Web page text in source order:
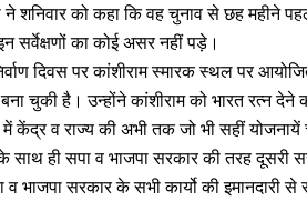
ने शनिवार को कहा कि वह चुनाव से छह महीने
सर्वेक्षणों का कोई असर नहीं पड़े।
दिवस पर कांशीराम स्मारक स्थल पर
चुकी है। उन्होंने कांशीराम को भारत रत्न देने
व राज्य की अभी तक जो भी सहीं योजनायें चल
साथ ही सपा व भाजपा सरकार की तरह दूसरी
भाजपा सरकार के सभी कार्यो की इमानदारी से